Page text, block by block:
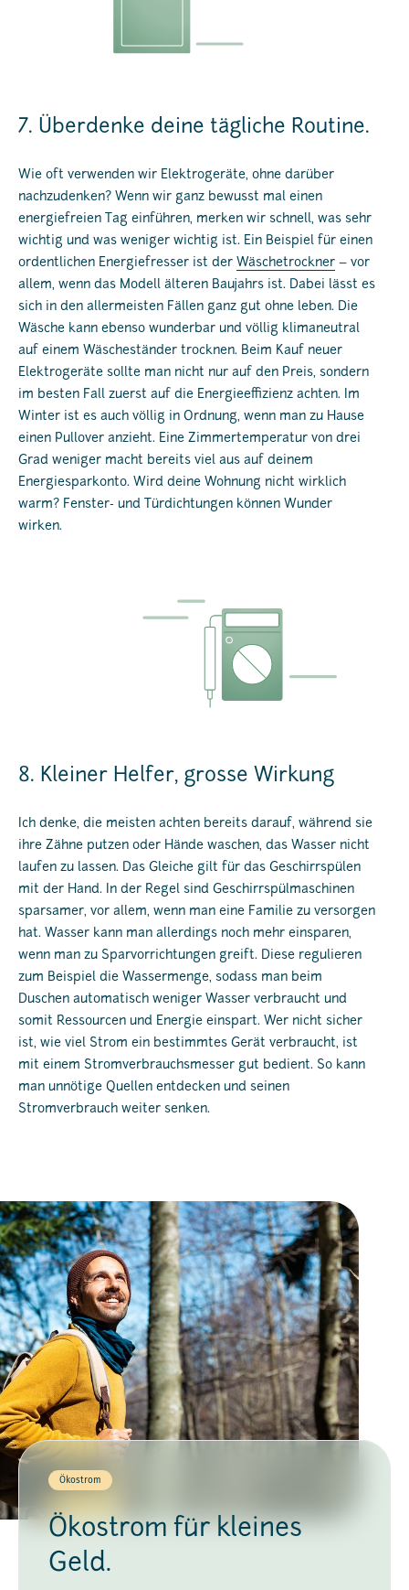
7. Überdenke deine tägliche Routine.
Wie oft verwenden wir Elektrogeräte, ohne darüber
nachzudenken? Wenn wir ganz bewusst mal einen
energiefreien Tag einführen, merken wir schnell, was sehr
wichtig und was weniger wichtig ist. Ein Beispiel für einen
ordentlichen Energiefresser ist der Wäschetrockner – vor
allem, wenn das Modell älteren Baujahrs ist. Dabei lässt es
sich in den allermeisten Fällen ganz gut ohne leben. Die
Wäsche kann ebenso wunderbar und völlig klimaneutral
auf einem Wäscheständer trocknen. Beim Kauf neuer
Elektrogeräte sollte man nicht nur auf den Preis, sondern
im besten Fall zuerst auf die Energieeffizienz achten. Im
Winter ist es auch völlig in Ordnung, wenn man zu Hause
einen Pullover anzieht. Eine Zimmertemperatur von drei
Grad weniger macht bereits viel aus auf deinem
Energiesparkonto. Wird deine Wohnung nicht wirklich
warm? Fenster- und Türdichtungen können Wunder
wirken.
8. Kleiner Helfer, grosse Wirkung
Ich denke, die meisten achten bereits darauf, während sie
ihre Zähne putzen oder Hände waschen, das Wasser nicht
laufen zu lassen. Das Gleiche gilt für das Geschirrspülen
mit der Hand. In der Regel sind Geschirrspülmaschinen
sparsamer, vor allem, wenn man eine Familie zu versorgen
hat. Wasser kann man allerdings noch mehr einsparen,
wenn man zu Sparvorrichtungen greift. Diese regulieren
zum Beispiel die Wassermenge, sodass man beim
Duschen automatisch weniger Wasser verbraucht und
somit Ressourcen und Energie einspart. Wer nicht sicher
ist, wie viel Strom ein bestimmtes Gerät verbraucht, ist
mit einem Stromverbrauchsmesser gut bedient. So kann
man unnötige Quellen entdecken und seinen
Stromverbrauch weiter senken.
Ökostrom
Ökostrom für kleines
Geld.